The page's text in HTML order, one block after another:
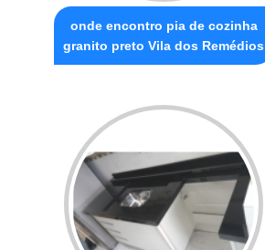
onde encontro pia de cozinha
granito preto Vila dos Remédios